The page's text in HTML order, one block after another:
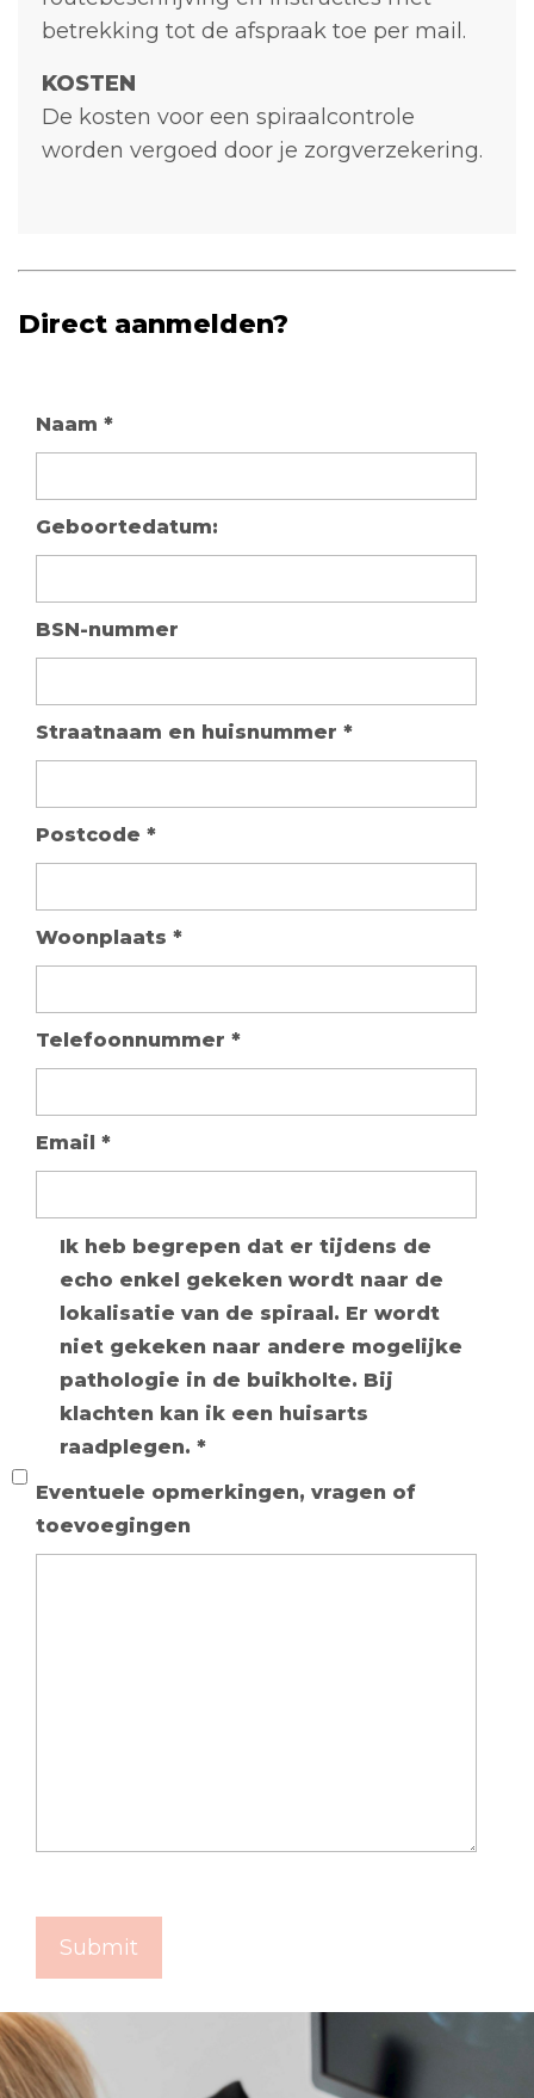
betrekking tot de afspraak toe per mail.
KOSTEN
De kosten voor een spiraalcontrole
worden vergoed door je zorgverzekering.
Direct aanmelden?
Naam *
Geboortedatum:
BSN-nummer
Straatnaam en huisnummer *
Postcode *
Woonplaats *
Telefoonnummer *
Email *
Ik heb begrepen dat er tijdens de
echo enkel gekeken wordt naar de
lokalisatie van de spiraal. Er wordt
niet gekeken naar andere mogelijke
pathologie in de buikholte. Bij
klachten kan ik een huisarts
raadplegen. *
Eventuele opmerkingen, vragen of
toevoegingen